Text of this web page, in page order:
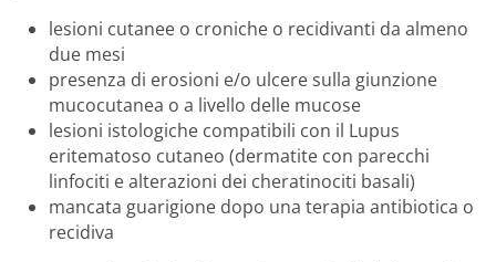
lesioni cutanee o croniche o recidivanti da almeno
due mesi
presenza di erosioni e/o ulcere sulla giunzione
mucocutanea o a livello delle mucose
lesioni istologiche compatibili con il Lupus
eritematoso cutaneo (dermatite con parecchi
linfociti e alterazioni dei cheratinociti basali)
mancata guarigione dopo una terapia antibiotica o
recidiva